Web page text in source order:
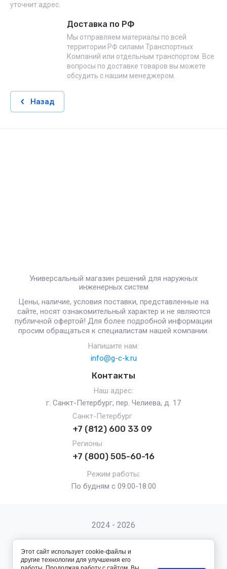
уточнит адрес.
Доставка по РФ
Мы отправляем материалы по всей
территории РФ силами Транспортных
Компаний или отдельным транспортом. Все
вопросы по доставке товаров вы можете
обсудить с нашим менеджером.
Назад
Универсальный магазин решений для наружных
инженерных систем
Цены, наличие, условия поставки, представленные на
сайте, носят ознакомительный характер и не являются
публичной офертой! Для более подробной информации
просим обращаться к специалистам нашей компании.
Напишите нам:
info@g-c-k.ru
Контакты
Наш адрес:
г. Санкт-Петербург, пер. Челиева, д. 17
Санкт-Петербург
+7 (812) 600 33 09
Регионы
+7 (800) 505-60-16
Режим работы:
По будням с 09:00-18:00
2024 - 2026
Этот сайт использует cookie-файлы и
другие технологии для улучшения его